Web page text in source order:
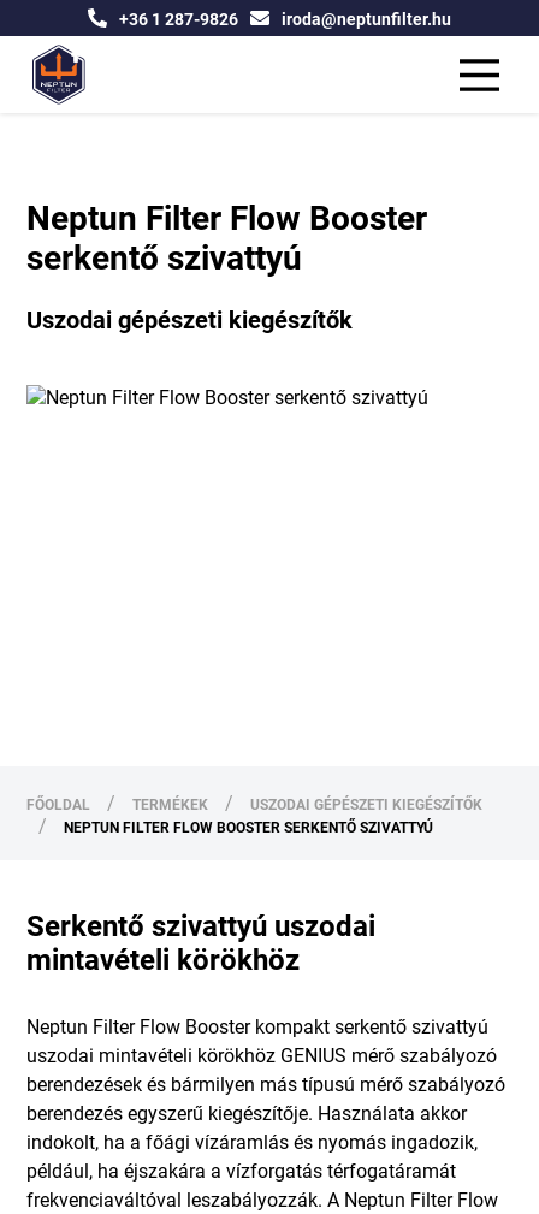
+36 1 287-9826 iroda@neptunfilter.hu
Neptun Filter Flow Booster
serkentő szivattyú
Uszodai gépészeti kiegészítők
FŐOLDAL / TERMÉKEK / USZODAI GÉPÉSZETI KIEGÉSZÍTŐK
/ NEPTUN FILTER FLOW BOOSTER SERKENTŐ SZIVATTYÚ
Serkentő szivattyú uszodai
mintavételi körökhöz
Neptun Filter Flow Booster kompakt serkentő szivattyú
uszodai mintavételi körökhöz GENIUS mérő szabályozó
berendezések és bármilyen más típusú mérő szabályozó
berendezés egyszerű kiegészítője. Használata akkor
indokolt, ha a főági vízáramlás és nyomás ingadozik,
például, ha éjszakára a vízforgatás térfogatáramát
frekvenciaváltóval leszabályozzák. A Neptun Filter Flow